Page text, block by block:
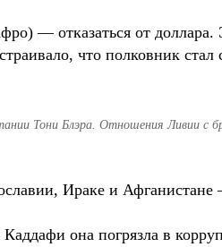
— отказаться от доллара.
что полковник
Тони Блэра. Отношения Ливии с
Ираке и
она погрязла в